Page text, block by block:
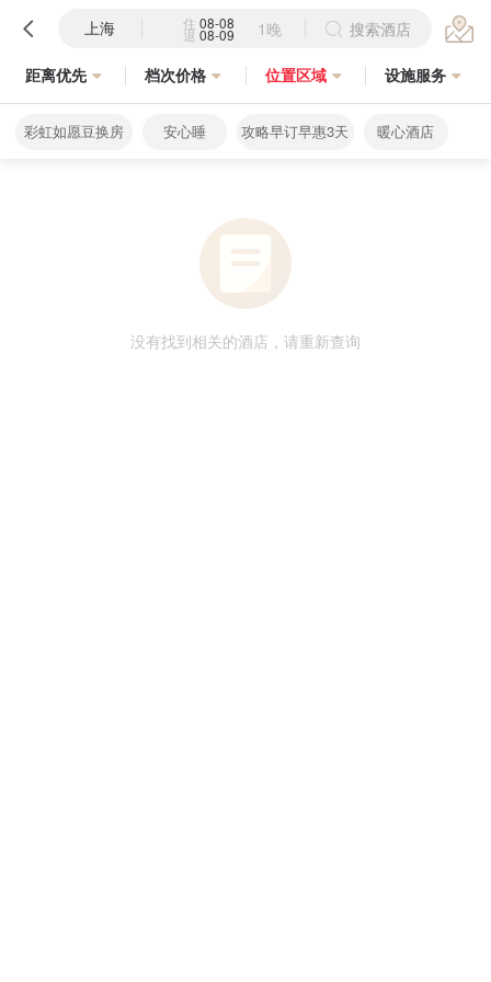
上海 住 08-08
退 08-09 1晚 搜索酒店
距离优先 档次价格 位置区域 设施服务
彩虹如愿豆换房 安心睡 攻略早订早惠3天 暖心酒店
没有找到相关的酒店，请重新查询